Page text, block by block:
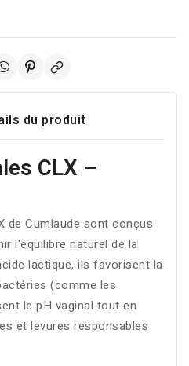
du produit
CLX –
de Cumlaude sont conçus
l'équilibre naturel de la
lactique, ils favorisent la
(comme les
le pH vaginal tout en
et levures responsables